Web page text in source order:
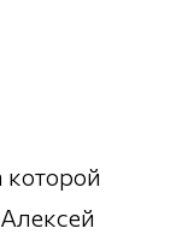
которой